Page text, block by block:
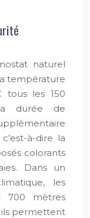
naturel
température
tous les 150
durée de
à-dire la
colorants
Dans un
les
700 mètres
ils permettent